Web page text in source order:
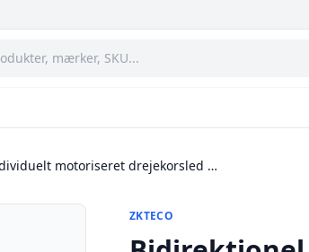
motoriseret drejekorsled …
ZKTECO